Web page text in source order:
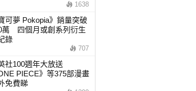
1638
可夢 Pokopia》銷量突破
萬 四個月或創系列衍生
錄
707
社100週年大放送
PIECE》等375部漫畫
免費睇